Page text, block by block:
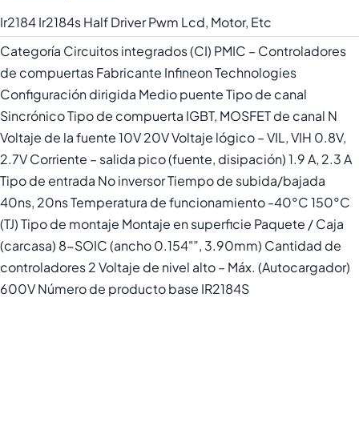
Ir2184 Ir2184s Half Driver Pwm Lcd, Motor, Etc
Categoría Circuitos integrados (CI) PMIC – Controladores
de compuertas Fabricante Infineon Technologies
Configuración dirigida Medio puente Tipo de canal
Sincrónico Tipo de compuerta IGBT, MOSFET de canal N
Voltaje de la fuente 10V 20V Voltaje lógico – VIL, VIH 0.8V,
2.7V Corriente – salida pico (fuente, disipación) 1.9 A, 2.3 A
Tipo de entrada No inversor Tiempo de subida/bajada
40ns, 20ns Temperatura de funcionamiento -40°C 150°C
(TJ) Tipo de montaje Montaje en superficie Paquete / Caja
(carcasa) 8-SOIC (ancho 0.154"”, 3.90mm) Cantidad de
controladores 2 Voltaje de nivel alto – Máx. (Autocargador)
600V Número de producto base IR2184S